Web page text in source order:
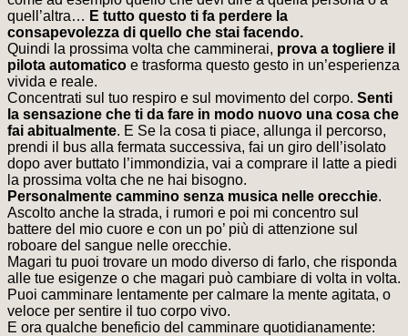
quell’altra… E tutto questo ti fa perdere la
consapevolezza di quello che stai facendo.
Quindi la prossima volta che camminerai, prova a togliere il
pilota automatico e trasforma questo gesto in un’esperienza
vivida e reale.
Concentrati sul tuo respiro e sul movimento del corpo. Senti
la sensazione che ti da fare in modo nuovo una cosa che
fai abitualmente. E Se la cosa ti piace, allunga il percorso,
prendi il bus alla fermata successiva, fai un giro dell’isolato
dopo aver buttato l’immondizia, vai a comprare il latte a piedi
la prossima volta che ne hai bisogno.
Personalmente cammino senza musica nelle orecchie.
Ascolto anche la strada, i rumori e poi mi concentro sul
battere del mio cuore e con un po’ più di attenzione sul
roboare del sangue nelle orecchie.
Magari tu puoi trovare un modo diverso di farlo, che risponda
alle tue esigenze o che magari può cambiare di volta in volta.
Puoi camminare lentamente per calmare la mente agitata, o
veloce per sentire il tuo corpo vivo.
E ora qualche beneficio del camminare quotidianamente: